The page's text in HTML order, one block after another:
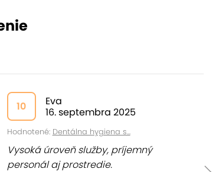
10
Eva
16. septembra 2025
Hodnotené: Dentálna hygiena s...
Vysoká úroveň služby, príjemný
personál aj prostredie.